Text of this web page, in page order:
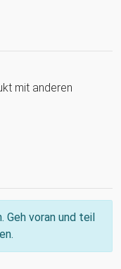
mit anderen
Geh voran und teil